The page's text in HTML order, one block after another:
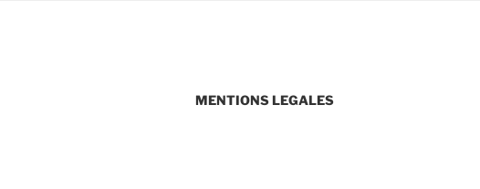
MENTIONS LEGALES